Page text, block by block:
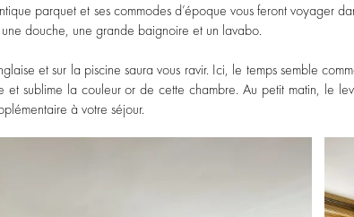
parquet et ses commodes d’époque vous feront voyager
douche, une grande baignoire et un lavabo.
et sur la piscine saura vous ravir. Ici, le temps semble
et sublime la couleur or de cette chambre. Au petit matin, le
à votre séjour.